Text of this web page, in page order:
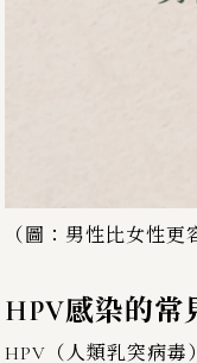
（圖：男性比女性
HPV感染的常
HPV（人類乳突病毒